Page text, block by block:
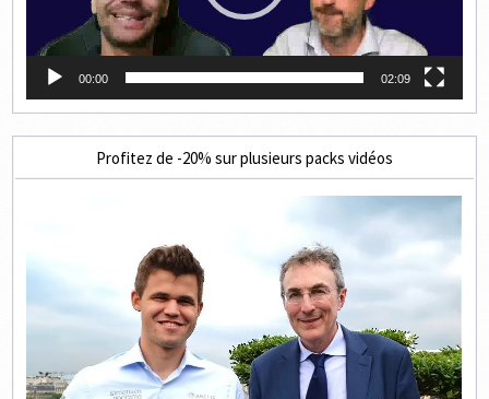
00:00 02:09
Profitez de -20% sur plusieurs packs vidéos